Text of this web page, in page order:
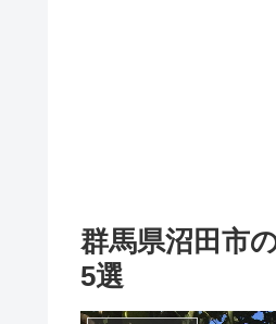
群馬県沼田市
5選